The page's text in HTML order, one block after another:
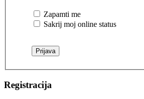
Zapamti me
Sakrij moj online status
Registracija